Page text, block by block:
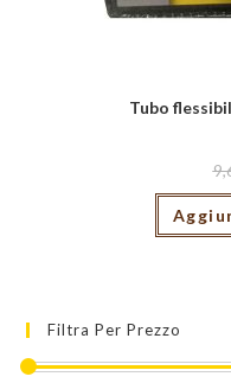
Tubo
Filtra Per Prezzo